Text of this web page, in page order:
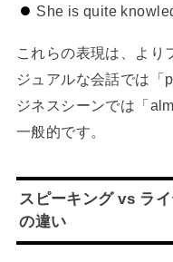
She is quite
これらの表現は、より
ジュアルな会話では「
ジネスシーンでは「
一般的です。
スピーキング vs ラ
の違い